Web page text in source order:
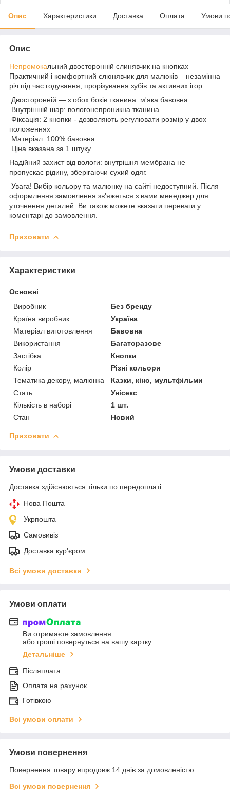
Опис Характеристики Доставка Оплата Умови
Опис
Непромокальний двосторонній слинявчик на кнопках
Практичний і комфортний слюнявчик для малюків – незамінна
річ під час годування, прорізування зубів та активних ігор.
Двосторонній — з обох боків тканина: м'яка бавовна
Внутрішній шар: вологонепроникна тканина
Фіксація: 2 кнопки - дозволяють регулювати розмір у двох
положеннях
Матеріал: 100% бавовна
Ціна вказана за 1 штуку
Надійний захист від вологи: внутрішня мембрана не
пропускає рідину, зберігаючи сухий одяг.
Увага! Вибір кольору та малюнку на сайті недоступний. Після
оформлення замовлення зв'яжеться з вами менеджер для
уточнення деталей. Ви також можете вказати переваги у
коментарі до замовлення.
Приховати
Характеристики
Основні
Виробник
Без бренду
Країна виробник
Україна
Матеріал виготовлення
Бавовна
Використання
Багаторазове
Застібка
Кнопки
Колір
Різні кольори
Тематика декору, малюнка
Казки, кіно, мультфільми
Стать
Унісекс
Кількість в наборі
1 шт.
Стан
Новий
Приховати
Умови доставки
Доставка здійснюється тільки по передоплаті.
Нова Пошта
Укрпошта
Самовивіз
Доставка кур'єром
Всі умови доставки
Умови оплати
Ви отримаєте замовлення
або гроші повернуться на вашу картку
Детальніше
Післяплата
Оплата на рахунок
Готівкою
Всі умови оплати
Умови повернення
Повернення товару впродовж 14 днів за домовленістю
Всі умови повернення